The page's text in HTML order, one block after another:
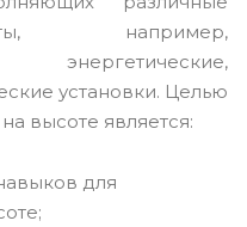
например,
энергетические,
установки. Целью
высоте является:
для